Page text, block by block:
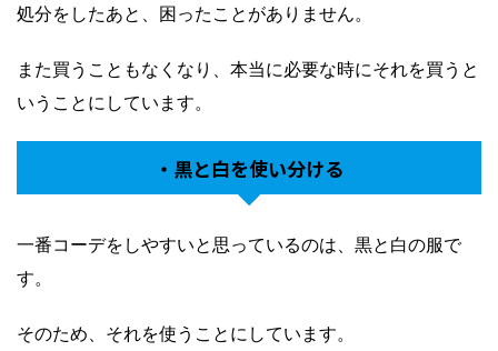
処分をしたあと、困ったことがありません。
また買うこともなくなり、本当に必要な時にそれを買うと
いうことにしています。
・黒と白を使い分ける
一番コーデをしやすいと思っているのは、黒と白の服で
す。
そのため、それを使うことにしています。